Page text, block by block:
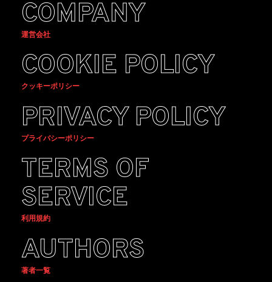
COMPANY
運営会社
COOKIE POLICY
クッキーポリシー
PRIVACY POLICY
プライバシーポリシー
TERMS OF
SERVICE
利用規約
AUTHORS
著者一覧